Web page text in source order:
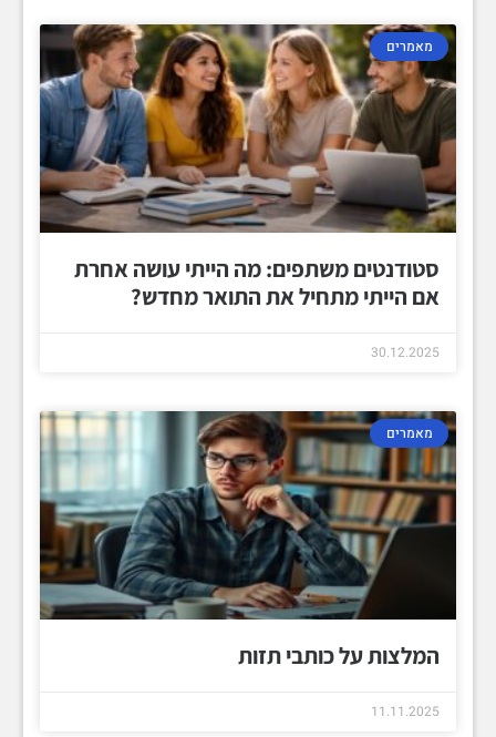
מאמרים
סטודנטים משתפים: מה הייתי עושה אחרת
אם הייתי מתחיל את התואר מחדש?
30.12.2025
מאמרים
המלצות על כותבי תזות
11.11.2025